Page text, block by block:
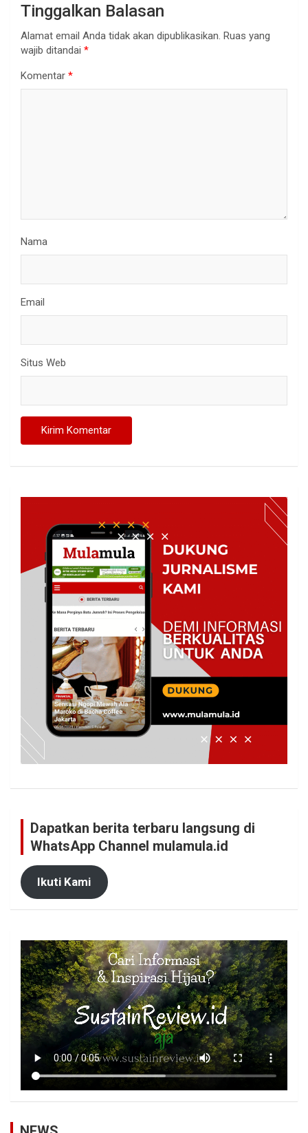
Tinggalkan Balasan
Alamat email Anda tidak akan dipublikasikan. Ruas yang
wajib ditandai *
Komentar *
Nama
Email
Situs Web
Dapatkan berita terbaru langsung di
WhatsApp Channel mulamula.id
Ikuti Kami